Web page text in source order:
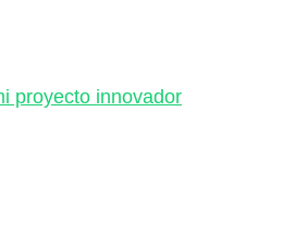
proyecto innovador